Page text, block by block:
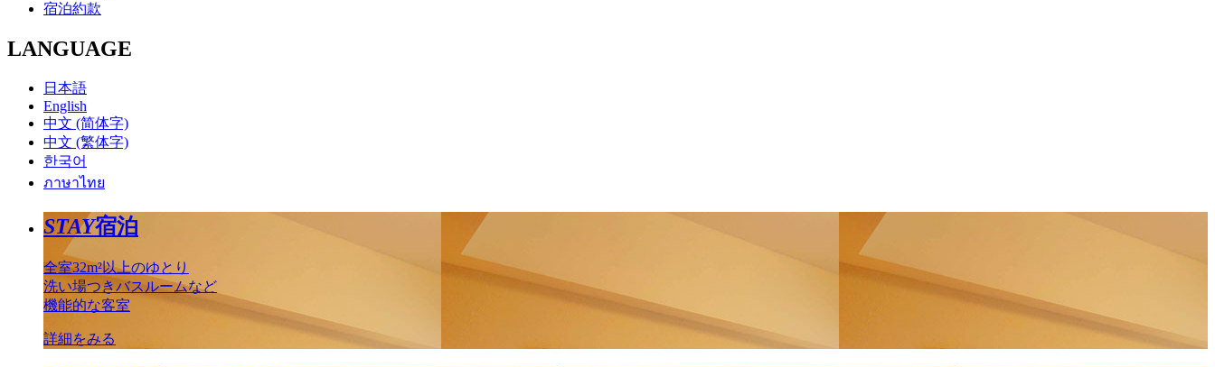
宿泊約款
LANGUAGE
日本語
English
中文 (简体字)
中文 (繁体字)
한국어
ภาษาไทย
STAY宿泊
全室32m²以上のゆとり
洗い場つきバスルームなど
機能的な客室
詳細をみる